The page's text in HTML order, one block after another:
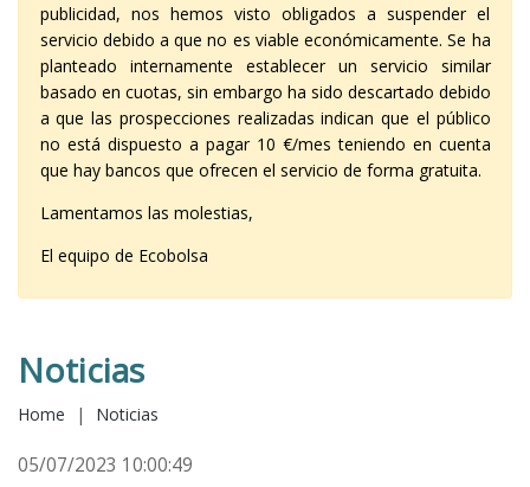
publicidad, nos hemos visto obligados a suspender el
servicio debido a que no es viable económicamente. Se ha
planteado internamente establecer un servicio similar
basado en cuotas, sin embargo ha sido descartado debido
a que las prospecciones realizadas indican que el público
no está dispuesto a pagar 10 €/mes teniendo en cuenta
que hay bancos que ofrecen el servicio de forma gratuita.
Lamentamos las molestias,
El equipo de Ecobolsa
Noticias
Home | Noticias
05/07/2023 10:00:49